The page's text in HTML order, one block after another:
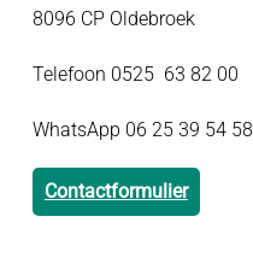
8096 CP Oldebroek
Telefoon 0525 63 82 00
WhatsApp 06 25 39 54 58
Contactformulier